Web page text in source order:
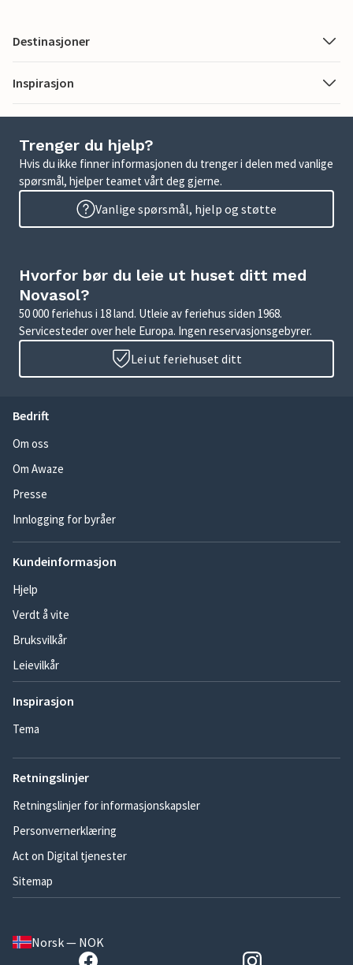
Destinasjoner
Inspirasjon
Trenger du hjelp?
Hvis du ikke finner informasjonen du trenger i delen med vanlige
spørsmål, hjelper teamet vårt deg gjerne.
Vanlige spørsmål, hjelp og støtte
Hvorfor bør du leie ut huset ditt med
Novasol?
50 000 feriehus i 18 land. Utleie av feriehus siden 1968.
Servicesteder over hele Europa. Ingen reservasjonsgebyrer.
Lei ut feriehuset ditt
Bedrift
Om oss
Om Awaze
Presse
Innlogging for byråer
Kundeinformasjon
Hjelp
Verdt å vite
Bruksvilkår
Leievilkår
Inspirasjon
Tema
Retningslinjer
Retningslinjer for informasjonskapsler
Personvernerklæring
Act on Digital tjenester
Sitemap
Norsk — NOK